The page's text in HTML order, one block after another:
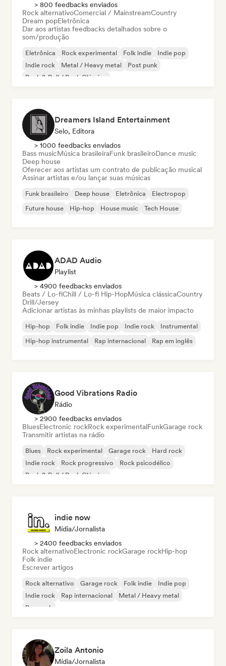
> 800 feedbacks enviados
Rock alternativoComercial / MainstreamCountry
Dream popEletrônica
Dar aos artistas feedbacks detalhados sobre o
som/produção
Eletrônica Rock experimental Folk indie
Indie pop
Indie rock
Metal / Heavy metal
Post punk
Rock & Roll / Rock Clássico
Dreamers Island Entertainment
Selo, Editora
> 1000 feedbacks enviados
Bass musicMúsica brasileiraFunk brasileiroDance music
Deep house
Oferecer aos artistas um contrato de publicação musical
Assinar artistas e/ou lançar suas músicas
Funk brasileiro Deep house Eletrônica
Electropop
Future house
Hip-hop House music Tech House
ADAD Audio
Playlist
> 4900 feedbacks enviados
Beats / Lo-fiChill / Lo-fi Hip-HopMúsica clássicaCountry
Drill/Jersey
Adicionar artistas às minhas playlists de maior impacto
Hip-hop Folk indie Indie pop Indie rock
Instrumental
Hip-hop instrumental
Rap internacional Rap em inglês
Good Vibrations Radio
Rádio
> 2900 feedbacks enviados
BluesElectronic rockRock experimentalFunkGarage rock
Transmitir artistas na rádio
Blues Rock experimental Garage rock
Hard rock
Indie rock
Rock progressivo
Rock psicodélico
Rock & Roll / Rock Clássico
indie now
Mídia/Jornalista
> 2400 feedbacks enviados
Rock alternativoElectronic rockGarage rockHip-hop
Folk indie
Escrever artigos
Rock alternativo Garage rock Folk indie
Indie pop
Indie rock
Rap internacional
Metal / Heavy metal
Pop rock
Zoila Antonio
Mídia/Jornalista